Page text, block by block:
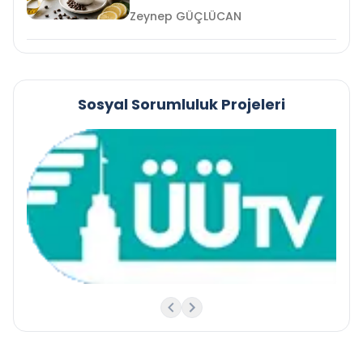
Zeynep GÜÇLÜCAN
Sosyal Sorumluluk Projeleri